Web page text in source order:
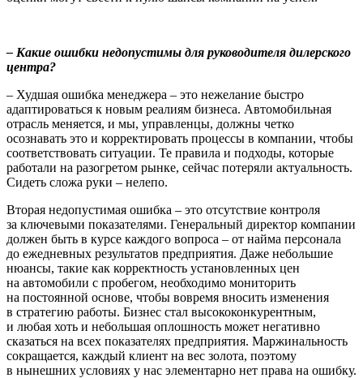
– Какие ошибки недопустимы для руководителя дилерского
центра?
– Худшая ошибка менеджера – это нежелание быстро
адаптироваться к новым реалиям бизнеса. Автомобильная
отрасль меняется, и мы, управленцы, должны четко
осознавать это и корректировать процессы в компании, чтобы
соответствовать ситуации. Те правила и подходы, которые
работали на разогретом рынке, сейчас потеряли актуальность.
Сидеть сложа руки – нелепо.
Вторая недопустимая ошибка – это отсутствие контроля
за ключевыми показателями. Генеральный директор компании
должен быть в курсе каждого вопроса – от найма персонала
до ежедневных результатов предприятия. Даже небольшие
нюансы, такие как корректность установленных цен
на автомобили с пробегом, необходимо мониторить
на постоянной основе, чтобы вовремя вносить изменения
в стратегию работы. Бизнес стал высококонкурентным,
и любая хоть и небольшая оплошность может негативно
сказаться на всех показателях предприятия. Маржинальность
сокращается, каждый клиент на вес золота, поэтому
в нынешних условиях у нас элементарно нет права на ошибку.